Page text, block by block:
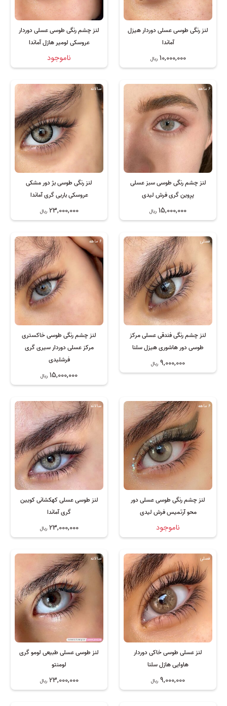
لنز رنگی طوسی عسلی دوردار هیزل
آماندا
10,000,000 ریال
لنز چشم رنگی طوسی عسلی دوردار
عروسکی لومیر هازل آماندا
ناموجود
لنز چشم رنگی طوسی سبز عسلی
پرِوین گری فرش لیدی
15,000,000 ریال
6 ماهه
لنز رنگی طوسی بژ دور مشکی
عروسکی باربی گری آماندا
23,000,000 ریال
سالانه
لنز چشم رنگی فندقی عسلی مرکز
طوسی دور هاشوری هیزل سلنا
9,000,000 ریال
فصلی
لنز چشم رنگی طوسی خاکستری
مرکز عسلی دوردار سیری گری
فرشلیدی
15,000,000 ریال
6 ماهه
لنز چشم رنگی طوسی عسلی دور
محو آرتمیس فرش لیدی
ناموجود
6 ماهه
لنز طوسی عسلی کهکشانی کویین
گری آماندا
23,000,000 ریال
سالانه
لنز عسلی طوسی خاکی دوردار
هاوایی هازل سلنا
9,000,000 ریال
فصلی
لنز طوسی عسلی طبیعی لومو گری
لومنتو
23,000,000 ریال
سالانه